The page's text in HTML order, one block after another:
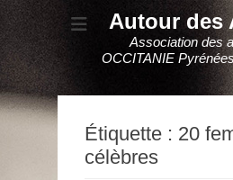
Autour des
Association des
OCCITANIE
Étiquette : 20
célèbres